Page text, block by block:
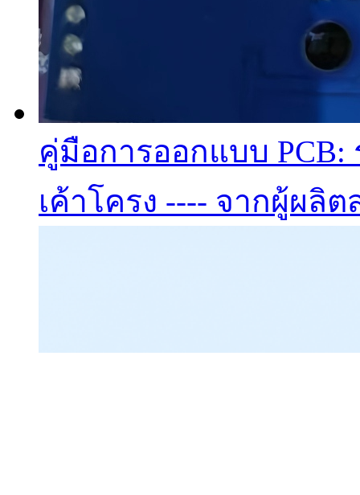
คู่มือการออกแบบ PCB:
เค้าโครง ---- จากผู้ผลิ